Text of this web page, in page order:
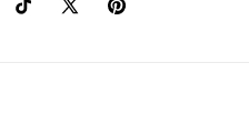
TikTok
X
Pinterest